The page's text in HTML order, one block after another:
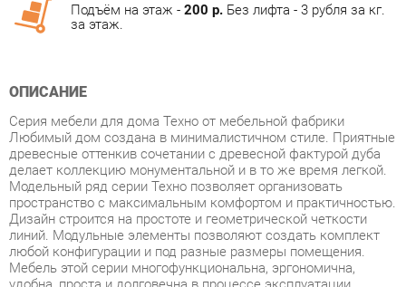
Любимый дом создана в минималистичном стиле. Приятные
делает коллекцию монументальной и в то же время легкой.
Модельный ряд серии Техно позволяет организовать
пространство с максимальным комфортом и практичностью.
Дизайн строится на простоте и геометрической четкости
линий. Модульные элементы позволяют создать комплект
любой конфигурации и под разные размеры помещения.
Мебель этой серии многофункциональна, эргономична,
удобна, проста и долговечна в процессе эксплуатации.
Элегантная простота форм и функциональность коллекции
Техно представляют широкие возможности для построения
современного и удобного интерьера комнаты.